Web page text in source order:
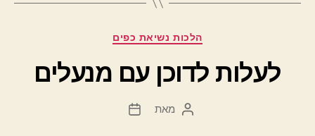
קטגוריות
הלכות נשיאת כפים
לעלות לדוכן עם מנעלים
המחבר
מאת
תאריך